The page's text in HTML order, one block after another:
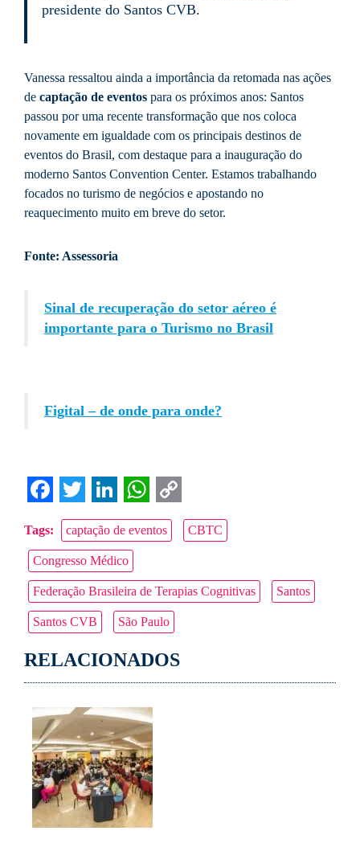
presidente do Santos CVB.
Vanessa ressaltou ainda a importância da retomada nas ações
de captação de eventos para os próximos anos: Santos
passou por uma recente transformação que nos coloca
novamente em igualdade com os principais destinos de
eventos do Brasil, com destaque para a inauguração do
moderno Santos Convention Center. Estamos trabalhando
focados no turismo de negócios e apostando no
reaquecimento muito em breve do setor.
Fonte: Assessoria
Sinal de recuperação do setor aéreo é
importante para o Turismo no Brasil
Figital – de onde para onde?
Facebook
Twitter
LinkedIn
WhatsApp
Copy
Link
Tags: captação de eventos CBTC
Congresso Médico
Federação Brasileira de Terapias Cognitivas Santos
Santos CVB São Paulo
RELACIONADOS